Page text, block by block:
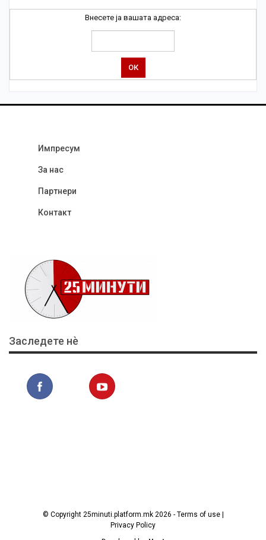
Внесете ја вашата адреса:
Импресум
За нас
Партнери
Контакт
Заследете нѐ
© Copyright 25minuti.platform.mk 2026 - Terms of use |
Privacy Policy